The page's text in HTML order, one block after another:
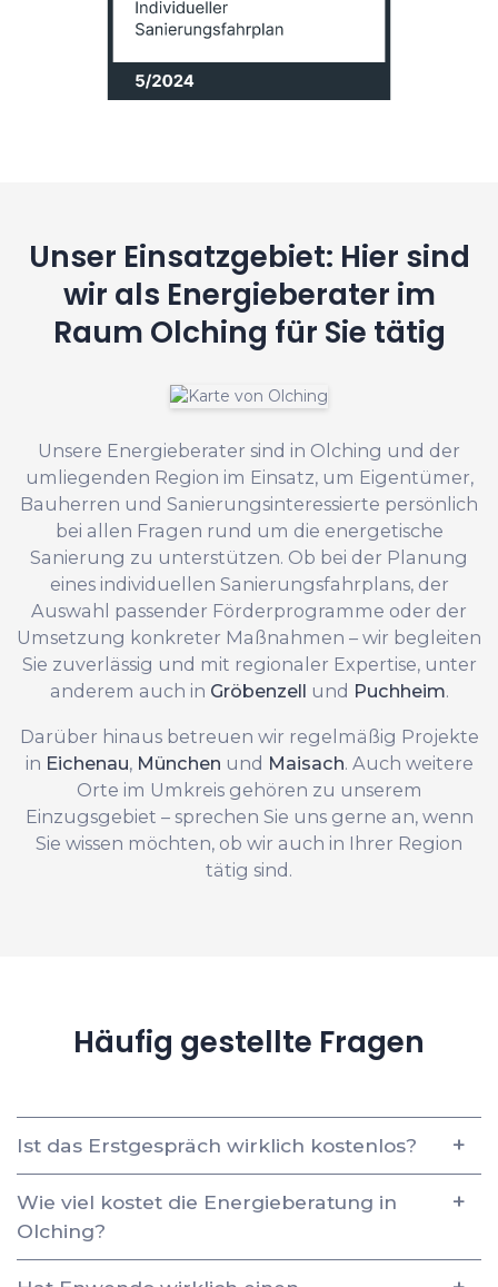
Unser Einsatzgebiet: Hier sind
wir als Energieberater im
Raum Olching für Sie tätig
Unsere Energieberater sind in Olching und der
umliegenden Region im Einsatz, um Eigentümer,
Bauherren und Sanierungsinteressierte persönlich
bei allen Fragen rund um die energetische
Sanierung zu unterstützen. Ob bei der Planung
eines individuellen Sanierungsfahrplans, der
Auswahl passender Förderprogramme oder der
Umsetzung konkreter Maßnahmen – wir begleiten
Sie zuverlässig und mit regionaler Expertise, unter
anderem auch in Gröbenzell und Puchheim.
Darüber hinaus betreuen wir regelmäßig Projekte
in Eichenau, München und Maisach. Auch weitere
Orte im Umkreis gehören zu unserem
Einzugsgebiet – sprechen Sie uns gerne an, wenn
Sie wissen möchten, ob wir auch in Ihrer Region
tätig sind.
Häufig gestellte Fragen
Ist das Erstgespräch wirklich kostenlos?
Wie viel kostet die Energieberatung in
Olching?